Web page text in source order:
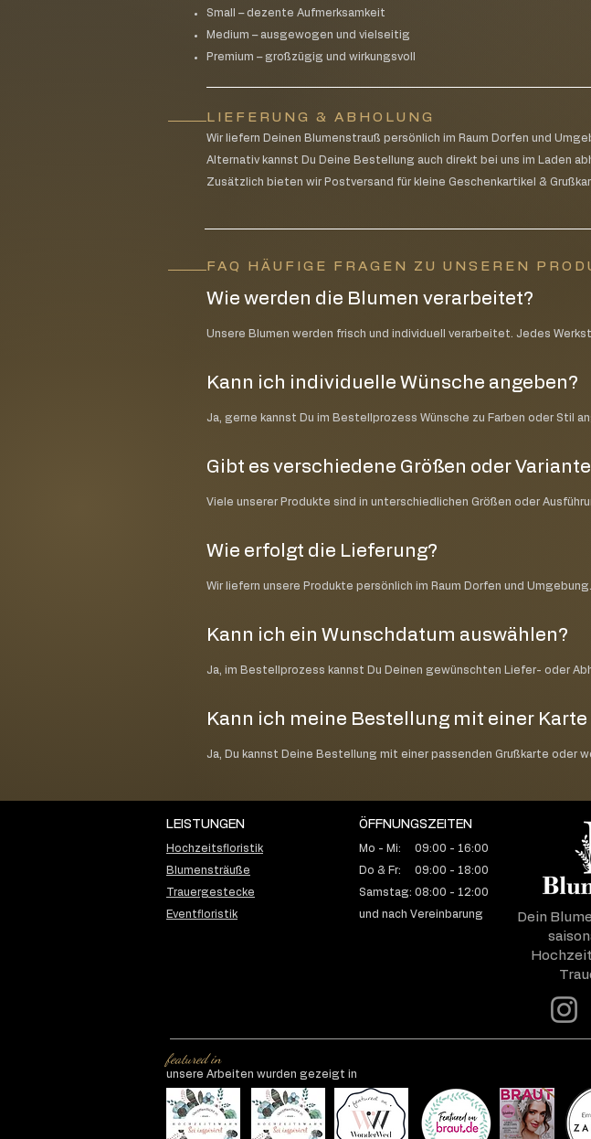
Small – dezente Aufmerksamkeit
Medium – ausgewogen und vielseitig
Premium – großzügig und wirkungsvoll
LIEFERUNG & ABHOLUNG
Wir liefern Deinen Blumenstrauß persönlich im Raum Dorfen und
Alternativ kannst Du Deine Bestellung auch direkt bei uns im Laden
Zusätzlich bieten wir Postversand für kleine Geschenkartikel &
FAQ HÄUFIGE FRAGEN ZU UNSEREN
Wie werden die Blumen verarbeitet?
Unsere Blumen werden frisch und individuell verarbeitet. Jedes
Kann ich individuelle Wünsche angeben?
Ja, gerne kannst Du im Bestellprozess Wünsche zu Farben oder Stil
Gibt es verschiedene Größen oder
Viele unserer Produkte sind in unterschiedlichen Größen oder
Wie erfolgt die Lieferung?
Wir liefern unsere Produkte persönlich im Raum Dorfen und
Kann ich ein Wunschdatum auswählen?
Ja, im Bestellprozess kannst Du Deinen gewünschten Liefer- oder
Kann ich meine Bestellung mit einer
Ja, Du kannst Deine Bestellung mit einer passenden Grußkarte oder
LEISTUNGEN
Hochzeitsfloristik
Blumensträuße
Trauergestecke
Eventfloristik
ÖFFNUNGSZEITEN
Mo - Mi: 09:00 - 16:00
Do & Fr: 09:00 - 18:00
Samstag: 08:00 - 12:00
und nach Vereinbarung
Dein
featured in
unsere Arbeiten wurden gezeigt in